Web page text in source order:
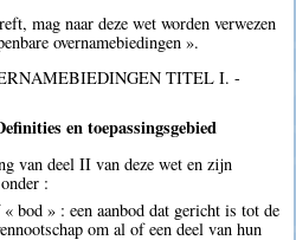
mag naar deze wet worden verwezen
overnamebiedingen ».
TITEL I. -
en toepassingsgebied
van deel II van deze wet en zijn
:
bod » : een aanbod dat gericht is tot de
om al of een deel van hun